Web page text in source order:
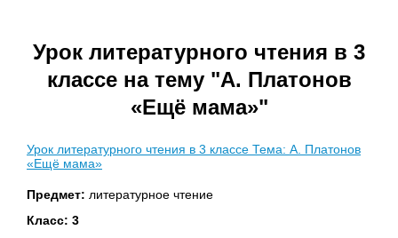
Урок литературного чтения в 3
классе на тему "А. Платонов
«Ещё мама»"
Урок литературного чтения в 3 классе Тема: А. Платонов
«Ещё мама»
Предмет: литературное чтение
Класс: 3